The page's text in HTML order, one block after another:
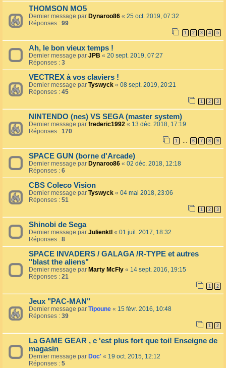
THOMSON MO5
Dernier message par Dynaroo86 « 25 oct. 2019, 07:32
Réponses : 99
1 2 3 4 5
Ah, le bon vieux temps !
Dernier message par JPB « 20 sept. 2019, 07:27
Réponses : 3
VECTREX à vos claviers !
Dernier message par Tyswyck « 08 sept. 2019, 20:21
Réponses : 45
1 2 3
NINTENDO (nes) VS SEGA (master system)
Dernier message par frederic1992 « 13 déc. 2018, 17:19
Réponses : 170
1 … 6 7 8 9
SPACE GUN (borne d'Arcade)
Dernier message par Dynaroo86 « 02 déc. 2018, 12:18
Réponses : 6
CBS Coleco Vision
Dernier message par Tyswyck « 04 mai 2018, 23:06
Réponses : 51
1 2 3
Shinobi de Sega
Dernier message par Julienktl « 01 juil. 2017, 18:32
Réponses : 8
SPACE INVADERS / GALAGA /R-TYPE et autres
"blast the aliens"
Dernier message par Marty McFly « 14 sept. 2016, 19:15
Réponses : 21
1 2
Jeux "PAC-MAN"
Dernier message par Tipoune « 15 févr. 2016, 10:48
Réponses : 39
1 2
La GAME GEAR , c 'est plus fort que toi! Enseigne de
magasin
Dernier message par Doc' « 19 oct. 2015, 12:12
Réponses : 5